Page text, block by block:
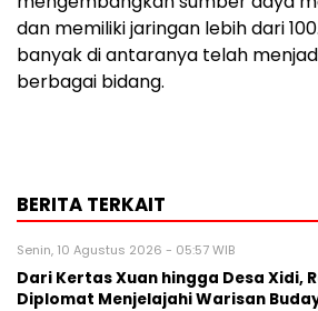
dan memiliki jaringan lebih dari
banyak di antaranya telah
berbagai bidang.
BERITA TERKAIT
Senin, 10 Agustus 2026 - 05:57 WIB
Dari Kertas Xuan hingga Desa Xidi,
Diplomat Menjelajahi Warisan